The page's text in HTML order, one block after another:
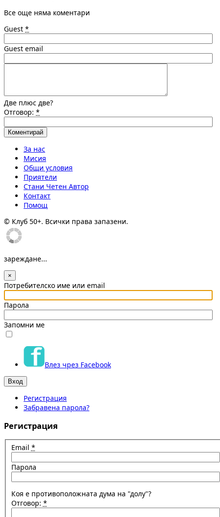
Все още няма коментари
Guest *
Guest email
Две плюс две?
Отговор: *
За нас
Мисия
Общи условия
Приятели
Стани Четен Автор
Контакт
Помощ
© Клуб 50+. Всички права запазени.
зареждане...
×
Потребителско име или email
Парола
Запомни ме
Влез чрез Facebook
Регистрация
Забравена парола?
Регистрация
Email *
Парола
Коя е противоположната дума на "долу"?
Отговор: *